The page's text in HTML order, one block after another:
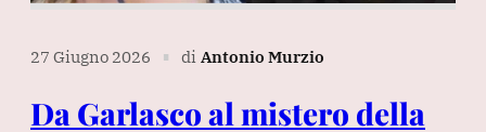
27 Giugno 2026 ∎ di Antonio Murzio
Da Garlasco al mistero della